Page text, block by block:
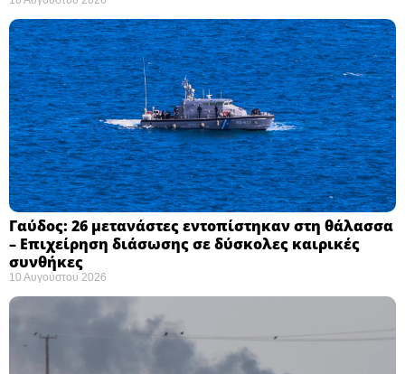
Γαύδος: 26 μετανάστες εντοπίστηκαν στη θάλασσα
– Επιχείρηση διάσωσης σε δύσκολες καιρικές
συνθήκες ​
10 Αυγούστου 2026